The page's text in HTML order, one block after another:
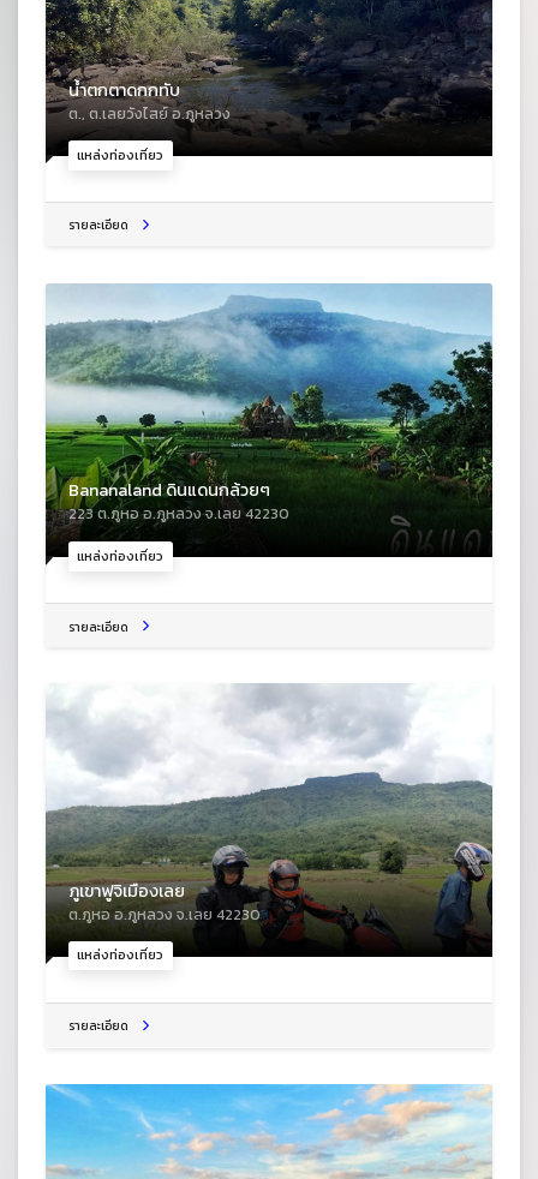
แหล่งท่องเที่ยว
น้ำตกตาดกกทับ
ต., ต.เลยวังไสย์ อ.ภูหลวง
รายละเอียด
แหล่งท่องเที่ยว
Bananaland ดินแดนกล้วยๆ
223 ต.ภูหอ อ.ภูหลวง จ.เลย 42230
รายละเอียด
แหล่งท่องเที่ยว
ภูเขาฟูจิเมืองเลย
ต.ภูหอ อ.ภูหลวง จ.เลย 42230
รายละเอียด